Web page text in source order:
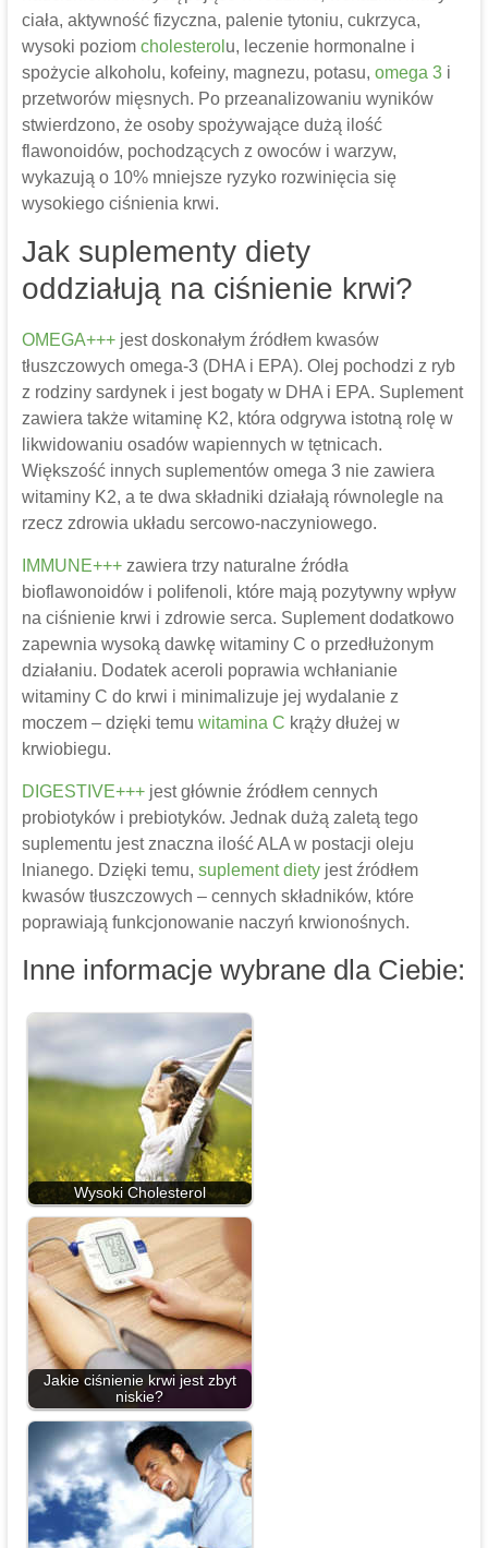
ciała, aktywność fizyczna, palenie tytoniu, cukrzyca,
wysoki poziom cholesterol u, leczenie hormonalne i
spożycie alkoholu, kofeiny, magnezu, potasu, omega 3i
przetworów mięsnych. Po przeanalizowaniu wyników
stwierdzono, że osoby spożywające dużą ilość
flawonoidów, pochodzących z owoców i warzyw,
wykazują o 10% mniejsze ryzyko rozwinięcia się
wysokiego ciśnienia krwi.
Jak suplementy diety
oddziałują na ciśnienie krwi?
OMEGA+++jest doskonałym źródłem kwasów
tłuszczowych omega-3 (DHA i EPA). Olej pochodzi z ryb
z rodziny sardynek i jest bogaty w DHA i EPA. Suplement
zawiera także witaminę K2, która odgrywa istotną rolę w
likwidowaniu osadów wapiennych w tętnicach.
Większość innych suplementów omega 3 nie zawiera
witaminy K2, a te dwa składniki działają równolegle na
rzecz zdrowia układu sercowo-naczyniowego.
IMMUNE+++zawiera trzy naturalne źródła
bioflawonoidów i polifenoli, które mają pozytywny wpływ
na ciśnienie krwi i zdrowie serca. Suplement dodatkowo
zapewnia wysoką dawkę witaminy C o przedłużonym
działaniu. Dodatek aceroli poprawia wchłanianie
witaminy C do krwi i minimalizuje jej wydalanie z
moczem – dzięki temu witamina C krąży dłużej w
krwiobiegu.
DIGESTIVE+++jest głównie źródłem cennych
probiotyków i prebiotyków. Jednak dużą zaletą tego
suplementu jest znaczna ilość ALA w postacji oleju
lnianego. Dzięki temu, suplement dietyjest źródłem
kwasów tłuszczowych – cennych składników, które
poprawiają funkcjonowanie naczyń krwionośnych.
Inne informacje wybrane dla Ciebie:
Wysoki Cholesterol
Jakie ciśnienie krwi jest zbyt
niskie?